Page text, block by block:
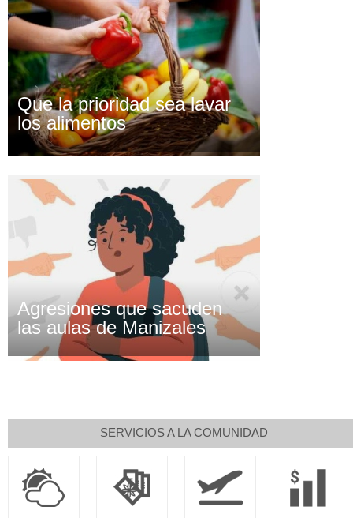
Que la prioridad sea lavar
los alimentos
Agresiones que sacuden
las aulas de Manizales
SERVICIOS A LA COMUNIDAD